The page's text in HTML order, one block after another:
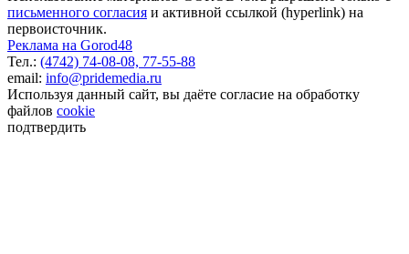
письменного согласия и активной ссылкой (hyperlink) на
первоисточник.
Реклама на Gorod48
Тел.: (4742) 74-08-08, 77-55-88
email: info@pridemedia.ru
Используя данный сайт, вы даёте согласие на обработку
файлов cookie
подтвердить